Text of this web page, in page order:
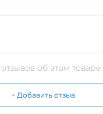
об этом товаре.
+ Добавить отзыв